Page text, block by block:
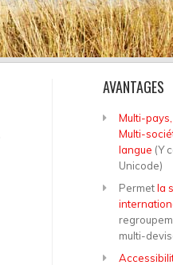
AVANTAGES
Multi-
Multi-
langue (Y
Unicode)
Permetla
multi-